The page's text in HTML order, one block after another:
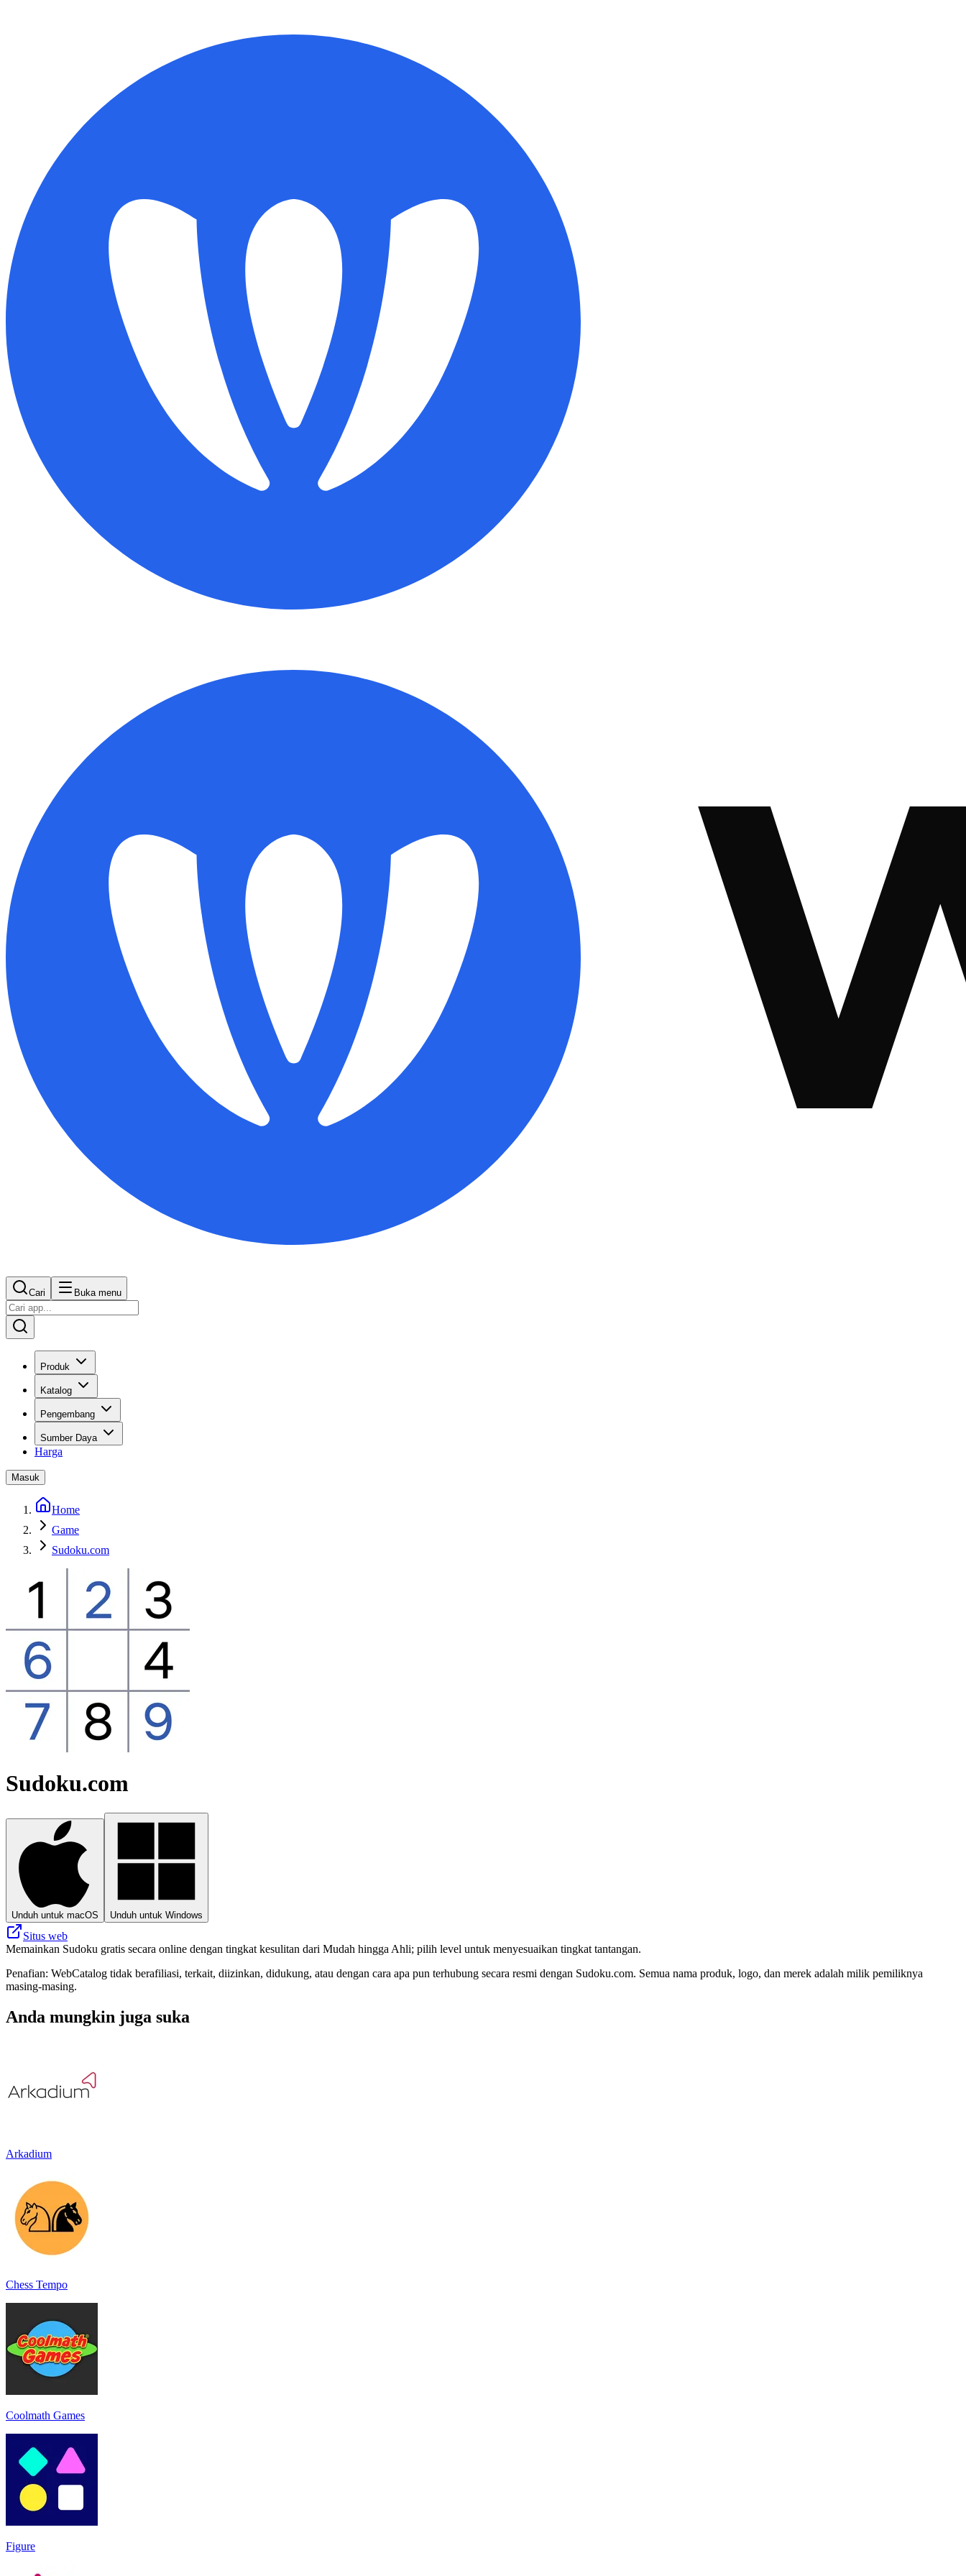
Cari Buka menu
Produk
Katalog
Pengembang
Sumber Daya
Harga
Masuk
Home
Game
Sudoku.com
Sudoku.com
Unduh untuk macOS Unduh untuk Windows
Situs web
Memainkan Sudoku gratis secara online dengan tingkat kesulitan dari Mudah hingga Ahli; pilih level untuk menyesuaikan tingkat tantangan.
Penafian: WebCatalog tidak berafiliasi, terkait, diizinkan, didukung, atau dengan cara apa pun terhubung secara resmi dengan Sudoku.com. Semua nama produk, logo, dan merek adalah milik pemiliknya
masing-masing.
Anda mungkin juga suka
Arkadium
Chess Tempo
Coolmath Games
Figure